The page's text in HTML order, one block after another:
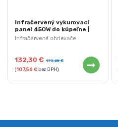
Infračervené ohrievače
Infračervený vykurovací
panel 450W do kúpeľne |
NEO 90-102
132,30€ 173,25€
(107,56 €bez DPH)